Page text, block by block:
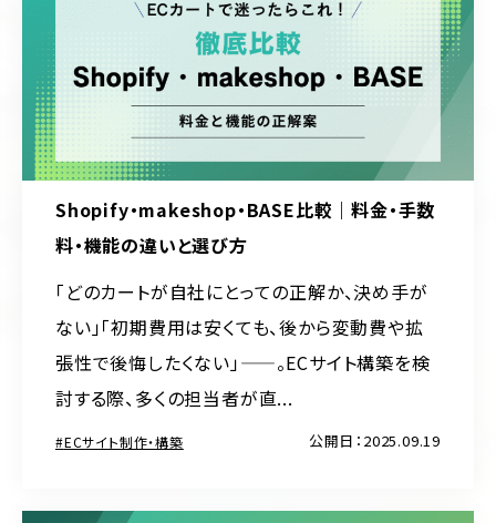
Shopify・makeshop・BASE比較｜料金・手数
料・機能の違いと選び方
「どのカートが自社にとっての正解か、決め手が
ない」「初期費用は安くても、後から変動費や拡
張性で後悔したくない」——。ECサイト構築を検
討する際、多くの担当者が直...
ECサイト制作・構築 公開日：2025.09.19